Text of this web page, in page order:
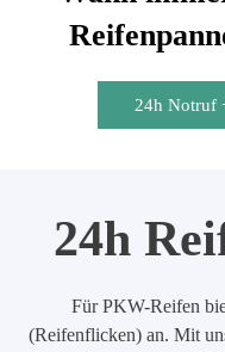
24h Notruf
24h
Für PKW-Reifen
(Reifenflicken) an. Mit